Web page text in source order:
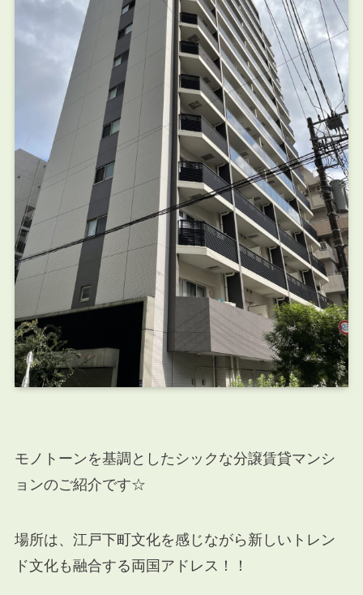
モノトーンを基調としたシックな分譲賃貸マンシ
ョンのご紹介です☆
場所は、江戸下町文化を感じながら新しいトレン
ド文化も融合する両国アドレス！！